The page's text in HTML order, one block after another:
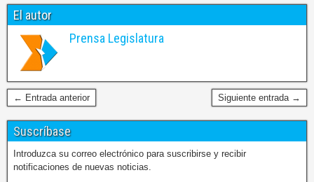
El autor
Prensa Legislatura
← Entrada anterior Siguiente entrada →
Suscríbase
Introduzca su correo electrónico para suscribirse y recibir
notificaciones de nuevas noticias.